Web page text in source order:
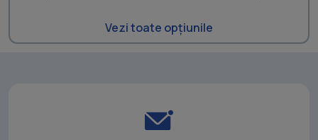
Vezi toate opțiunile